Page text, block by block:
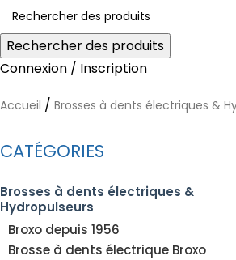
Rechercher des produits
Connexion / Inscription
Accueil / Brosses à dents électriques &
CATÉGORIES
Brosses à dents électriques &
Hydropulseurs
Broxo depuis 1956
Brosse à dents électrique Broxo